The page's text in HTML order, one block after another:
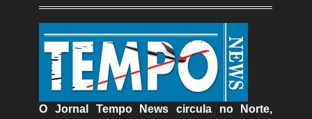
O Jornal Tempo News circula no Norte,